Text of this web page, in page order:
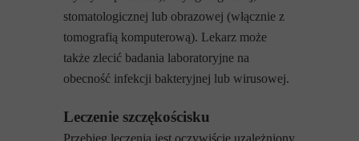
stomatologicznej lub obrazowej (włącznie z
tomografią komputerową). Lekarz może
także zlecić badania laboratoryjne na
obecność infekcji bakteryjnej lub wirusowej.
Leczenie szczękościsku
Przebieg leczenia jest oczywiście uzależniony